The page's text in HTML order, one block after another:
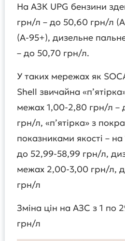
На АЗК UPG бензини
грн/л – до 50,60 грн/л
(А-95+), дизельне
– до 50,70 грн/л.
У таких мережах як
Shell звичайна
межах 1,00-2,80 грн/л –
грн/л, «п’ятірка» з
показниками якості –
до 52,99-58,99 грн/л,
межах 2,00-3,00 грн/л,
грн/л
Зміна цін на АЗС з 1 по
грн/л